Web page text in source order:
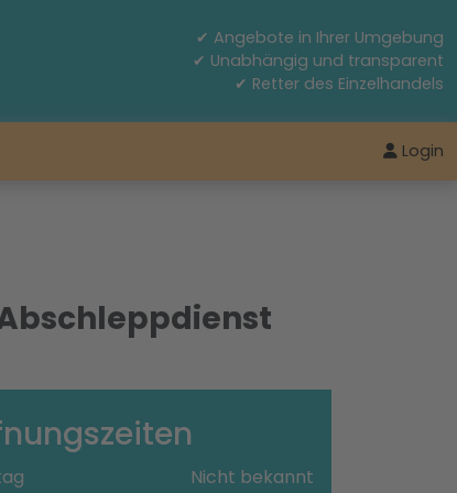
✔ Angebote in Ihrer Umgebung
✔ Unabhängig und transparent
✔ Retter des Einzelhandels
Login
Nicht bekannt